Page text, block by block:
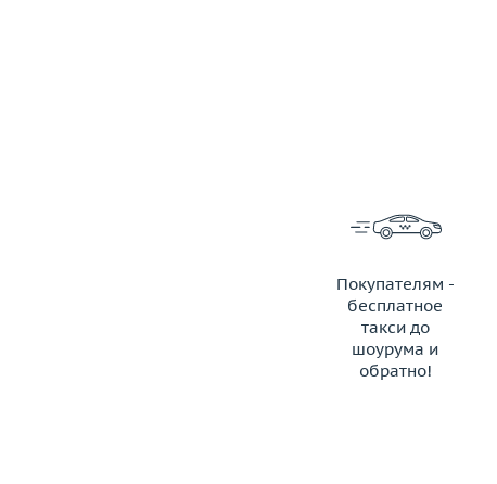
Покупателям -
бесплатное
такси до
шоурума и
обратно!
ЗАКАЗАТЬ ТАКСИ